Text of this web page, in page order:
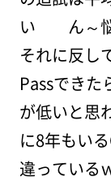
い ん～悩
それに反し
Passでき
が低いと思
に8年もい
違ってい